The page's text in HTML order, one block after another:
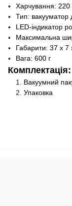
Харчування: 220
Тип: вакууматор
LED-індикатор
Максимальна
Габарити: 37 х 7
Вага: 600 г
Комплектація:
Вакуумний
Упаковка